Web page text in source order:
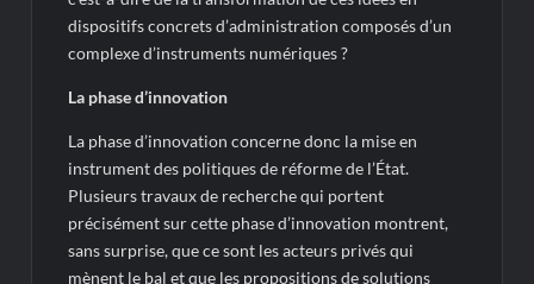
dispositifs concrets d’administration composés d’un
complexe d’instruments numériques ?
La phase d’innovation
La phase d’innovation concerne donc la mise en
instrument des politiques de réforme de l’État.
Plusieurs travaux de recherche qui portent
précisément sur cette phase d’innovation montrent,
sans surprise, que ce sont les acteurs privés qui
mènent le bal et que les propositions de solutions